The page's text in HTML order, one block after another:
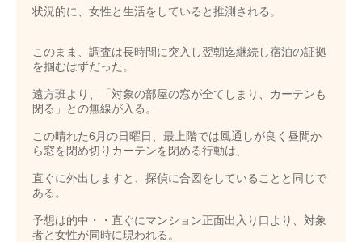
状況的に、女性と生活をしていると推測される。
このまま、調査は長時間に突入し翌朝迄継続し宿泊の証拠
を掴むはずだった。
遠方班より、「対象の部屋の窓が全てしまり、カーテンも
閉る」との無線が入る。
この晴れた6月の日曜日、最上階では風通しが良く昼間か
ら窓を閉め切りカーテンを閉める行動は、
直ぐに外出しますと、探偵に合図をしていることと同じで
ある。
予想は的中・・直ぐにマンション正面出入り口より、対象
者と女性が同時に現われる。